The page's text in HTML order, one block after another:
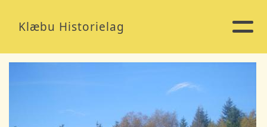
Klæbu Historielag